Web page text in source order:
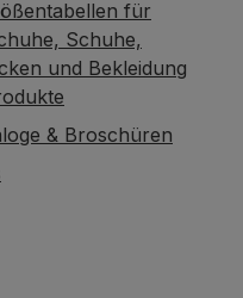
für
Schuhe,
und Bekleidung
& Broschüren